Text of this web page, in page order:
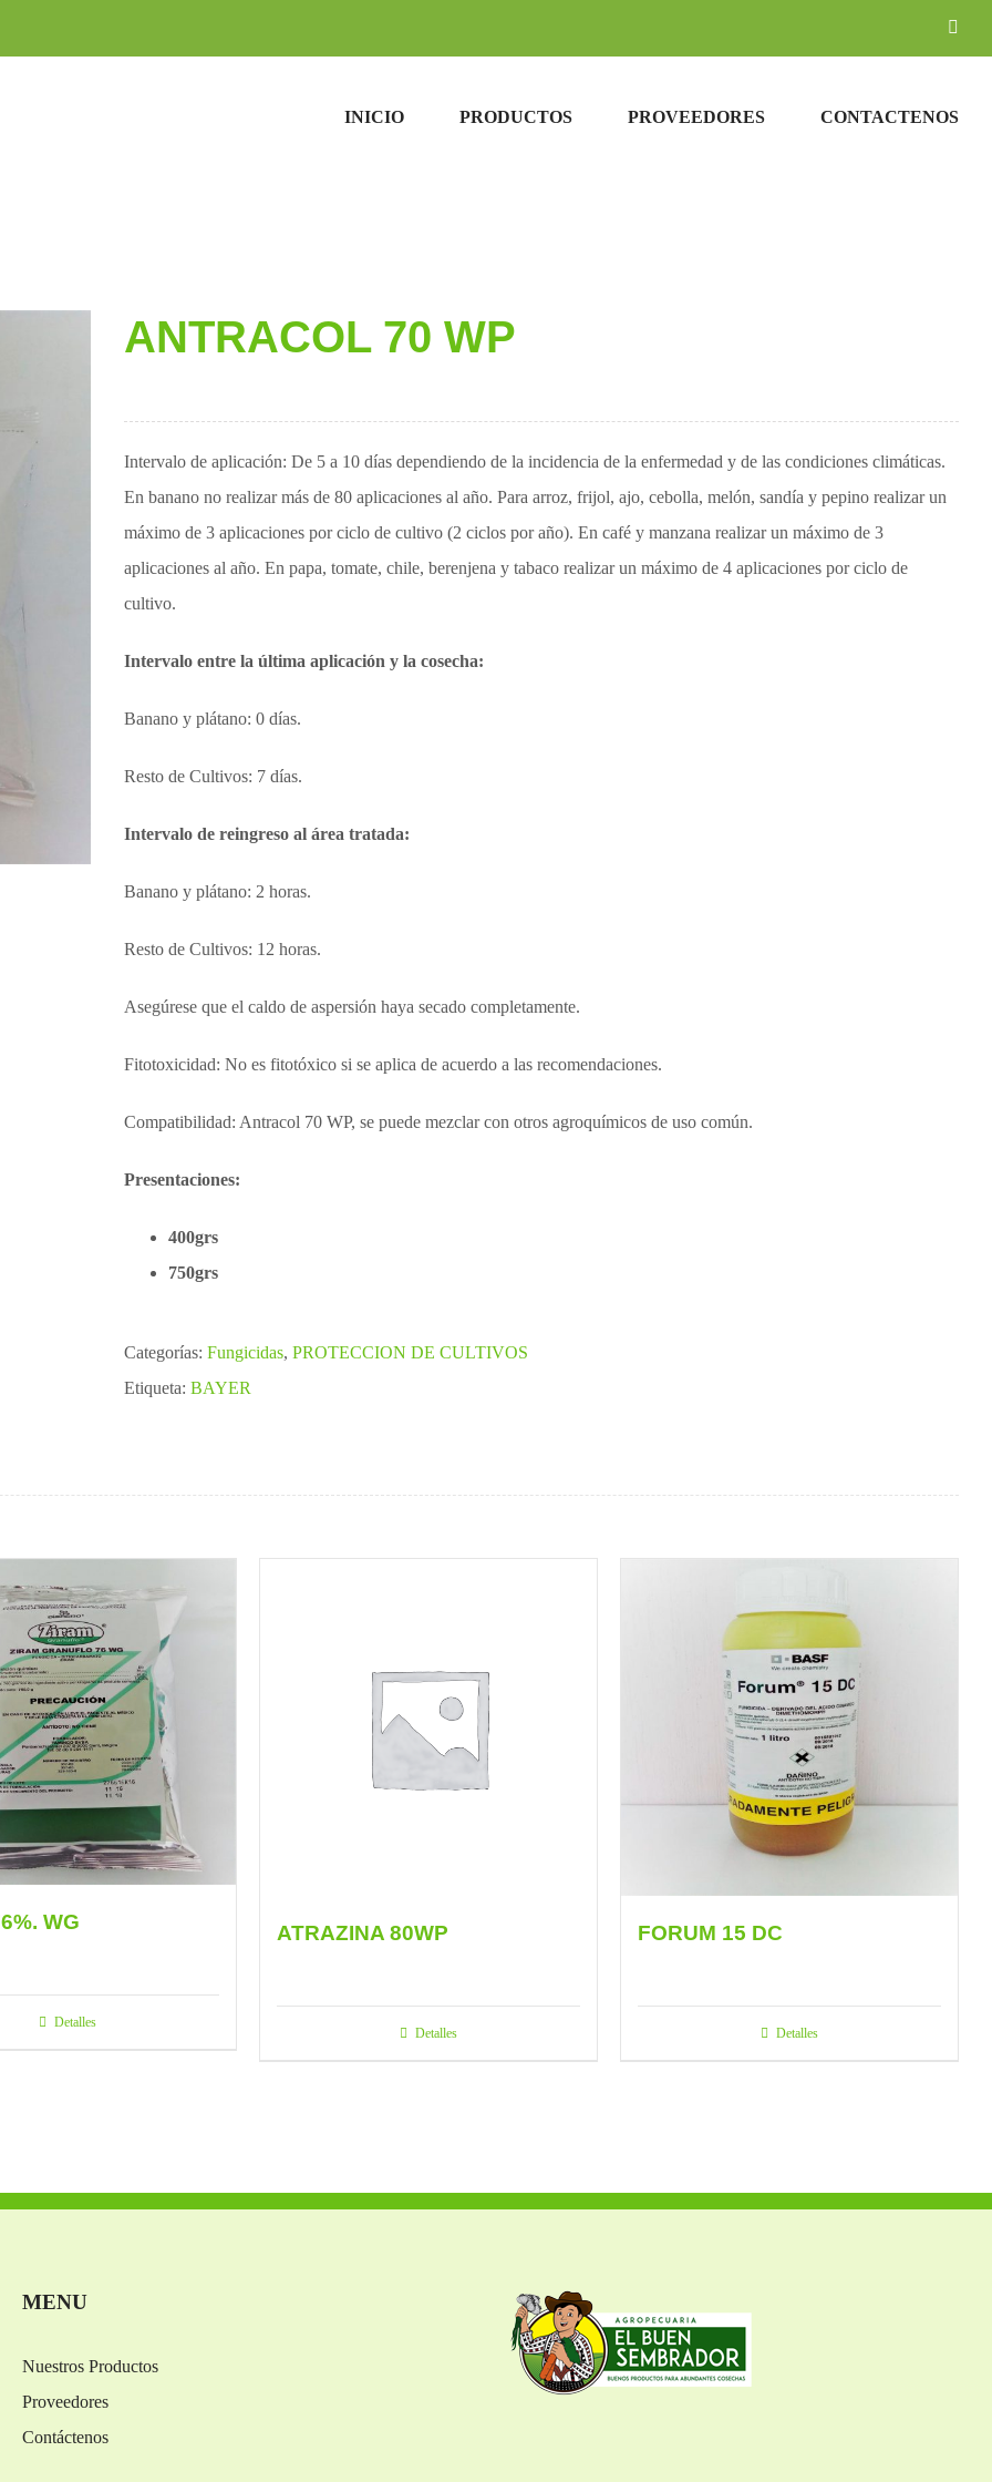
INICIO PRODUCTOS PROVEEDORES CONTACTENOS
ANTRACOL 70 WP
Intervalo de aplicación: De 5 a 10 días dependiendo de la incidencia de la enfermedad y de las condiciones climáticas.
En banano no realizar más de 80 aplicaciones al año. Para arroz, frijol, ajo, cebolla, melón, sandía y pepino realizar un
máximo de 3 aplicaciones por ciclo de cultivo (2 ciclos por año). En café y manzana realizar un máximo de 3
aplicaciones al año. En papa, tomate, chile, berenjena y tabaco realizar un máximo de 4 aplicaciones por ciclo de
cultivo.
Intervalo entre la última aplicación y la cosecha:
Banano y plátano: 0 días.
Resto de Cultivos: 7 días.
Intervalo de reingreso al área tratada:
Banano y plátano: 2 horas.
Resto de Cultivos: 12 horas.
Asegúrese que el caldo de aspersión haya secado completamente.
Fitotoxicidad: No es fitotóxico si se aplica de acuerdo a las recomendaciones.
Compatibilidad: Antracol 70 WP, se puede mezclar con otros agroquímicos de uso común.
Presentaciones:
400grs
750grs
Categorías: Fungicidas, PROTECCION DE CULTIVOS
Etiqueta: BAYER
WG
Detalles
ATRAZINA 80WP
Detalles
FORUM 15 DC
Detalles
MENU
Nuestros Productos
Proveedores
Contáctenos